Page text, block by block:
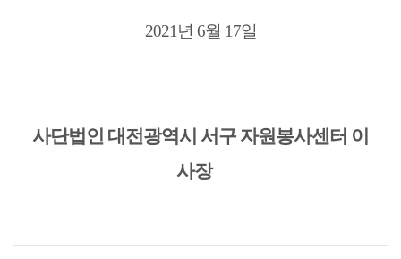
2021년 6월 17일
사단법인 대전광역시 서구 자원봉사센터 이
사장